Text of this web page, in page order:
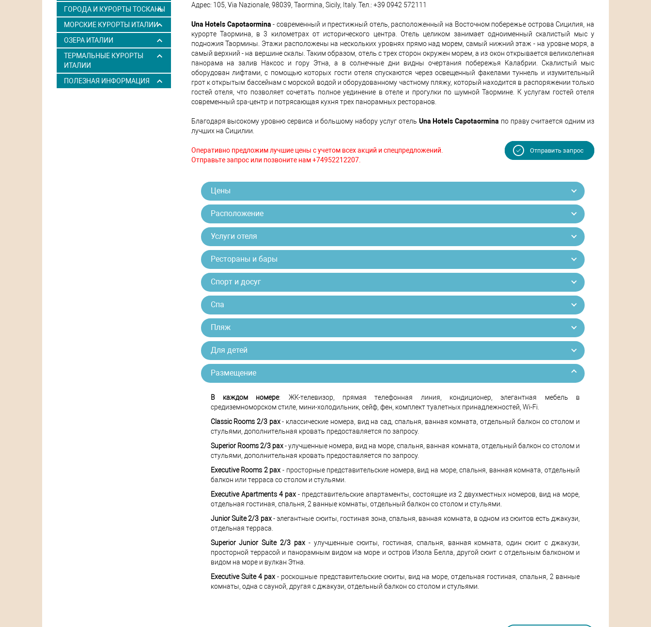
ГОРОДА И КУРОРТЫ ТОСКАНЫ
МОРСКИЕ КУРОРТЫ ИТАЛИИ
ОЗЕРА ИТАЛИИ
ТЕРМАЛЬНЫЕ КУРОРТЫ
ИТАЛИИ
ПОЛЕЗНАЯ ИНФОРМАЦИЯ
Адрес: 105, Via Nazionale, 98039, Taormina, Sicily, Italy. Тел.: +39 0942 572111
Una Hotels Capotaormina - современный и престижный отель, расположенный на Восточном побережье острова Сицилия, на
курорте Таормина, в 3 километрах от исторического центра. Отель целиком занимает одноименный скалистый мыс у
подножия Таормины. Этажи расположены на нескольких уровнях прямо над морем, самый нижний этаж - на уровне моря, а
самый верхний - на вершине скалы. Таким образом, отель с трех сторон окружен морем, а из окон открывается великолепная
панорама на залив Наксос и гору Этна, а в солнечные дни видны очертания побережья Калабрии. Скалистый мыс
оборудован лифтами, с помощью которых гости отеля спускаются через освещенный факелами туннель и изумительный
грот к открытым бассейнам с морской водой и оборудованному частному пляжу, который находится в распоряжении только
гостей отеля, что позволяет сочетать полное уединение в отеле и прогулки по шумной Таормине. К услугам гостей отеля
современный spa-центр и потрясающая кухня трех панорамных ресторанов.
Благодаря высокому уровню сервиса и большому набору услуг отель Una Hotels Capotaormina по праву считается одним из
лучших на Сицилии.
Оперативно предложим лучшие цены с учетом всех акций и спецпредложений.
Отправьте запрос или позвоните нам +74952212207.
Отправить запрос
Цены
Расположение
Услуги отеля
Рестораны и бары
Спорт и досуг
Спа
Пляж
Для детей
Размещение
В каждом номере: ЖК-телевизор, прямая телефонная линия, кондиционер, элегантная мебель в
средиземноморском стиле, мини-холодильник, сейф, фен, комплект туалетных принадлежностей, Wi-Fi.
Classic Rooms 2/3 pax- классические номера, вид на сад, спальня, ванная комната, отдельный балкон со столом и
стульями, дополнительная кровать предоставляется по запросу.
Superior Rooms 2/3 pax- улучшенные номера, вид на море, спальня, ванная комната, отдельный балкон со столом и
стульями, дополнительная кровать предоставляется по запросу.
Executive Rooms 2 pax - просторные представительские номера, вид на море, спальня, ванная комната, отдельный
балкон или терраса со столом и стульями.
Executive Apartments 4 pax- представительские апартаменты, состоящие из 2 двухместных номеров, вид на море,
отдельная гостиная, спальня, 2 ванные комнаты, отдельный балкон со столом и стульями.
Junior Suite 2/3 pax- элегантные сюиты, гостиная зона, спальня, ванная комната, в одном из сюитов есть джакузи,
отдельная терраса.
Superior Junior Suite 2/3 pax - улучшенные сюиты, гостиная, спальня, ванная комната, один сюит с джакузи,
просторной террасой и панорамным видом на море и остров Изола Белла, другой сюит с отдельным балконом и
видом на море и вулкан Этна.
Executive Suite 4 pax - роскошные представительские сюиты, вид на море, отдельная гостиная, спальня, 2 ванные
комнаты, одна с сауной, другая с джакузи, отдельный балкон со столом и стульями.